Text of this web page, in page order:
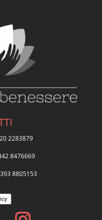
2283879
8476669
393 8805153